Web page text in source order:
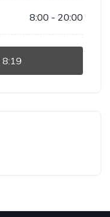
8:00 - 20:00
8:19